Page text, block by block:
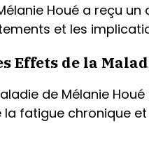
Houé a reçu
et les
Effets de la
de Mélanie
la fatigue chronique